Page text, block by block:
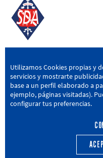
SD AMOREBIETA
San Miguel Kalea, 16,
946 604 751 |
CANTERA
Utilizamos Cookies propias y
servicios y mostrarte
base a un perfil elaborado a
ejemplo, páginas visitadas).
configurar tus preferencias.